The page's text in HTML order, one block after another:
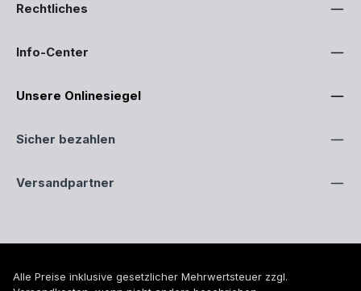
Rechtliches
Info-Center
Unsere Onlinesiegel
Sicher bezahlen
Versandpartner
Alle Preise inklusive gesetzlicher Mehrwertsteuer zzgl.